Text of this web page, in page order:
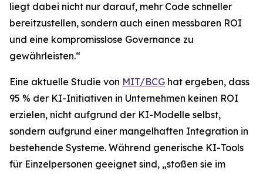
liegt dabei nicht nur darauf, mehr Code schneller
bereitzustellen, sondern auch einen messbaren ROI
und eine kompromisslose Governance zu
gewährleisten.“
Eine aktuelle Studie von MIT/BCG hat ergeben, dass
95 % der KI-Initiativen in Unternehmen keinen ROI
erzielen, nicht aufgrund der KI-Modelle selbst,
sondern aufgrund einer mangelhaften Integration in
bestehende Systeme. Während generische KI-Tools
für Einzelpersonen geeignet sind, „stoßen sie im